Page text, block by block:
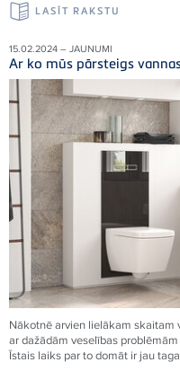
LASĪT RAKSTU
15.02.2024 – JAUNUMI
Ar ko mūs pārsteigs
Nākotnē arvien lielākam skaitam
ar dažādām veselības
Īstais laiks par to domāt ir jau